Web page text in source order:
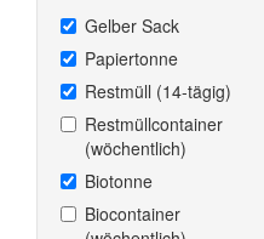
Gelber Sack
Papiertonne
Restmüll (14-tägig)
Restmüllcontainer
(wöchentlich)
Biotonne
Biocontainer